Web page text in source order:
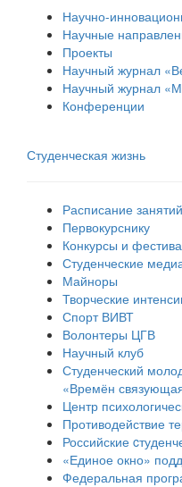
Научно-
Научные
Проекты
Научный журнал
Научный журнал
Конференции
Студенческая жизнь
Расписание занятий
Первокурснику
Конкурсы и
Студенческие
Майноры
Творческие
Спорт ВИВТ
Волонтеры ЦГВ
Научный клуб
Студенческий
«Времён
Центр
Противодействие
Российские
«Единое окно»
Федеральная